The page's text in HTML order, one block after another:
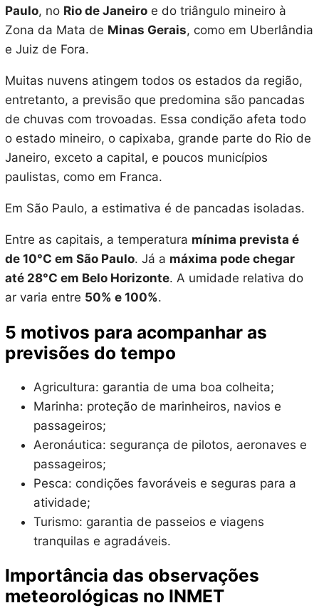
Paulo, no Rio de Janeiroe do triângulo mineiro à
Zona da Mata de Minas Gerais, como em Uberlândia
e Juiz de Fora.
Muitas nuvens atingem todos os estados da região,
entretanto, a previsão que predomina são pancadas
de chuvas com trovoadas. Essa condição afeta todo
o estado mineiro, o capixaba, grande parte do Rio de
Janeiro, exceto a capital, e poucos municípios
paulistas, como em Franca.
Em São Paulo, a estimativa é de pancadas isoladas.
Entre as capitais, a temperatura mínima prevista é
de 10°C em São Paulo. Já a máxima pode chegar
até 28°C em Belo Horizonte. A umidade relativa do
ar varia entre 50% e 100%.
5 motivos para acompanhar as
previsões do tempo
Agricultura: garantia de uma boa colheita;
Marinha: proteção de marinheiros, navios e
passageiros;
Aeronáutica: segurança de pilotos, aeronaves e
passageiros;
Pesca: condições favoráveis e seguras para a
atividade;
Turismo: garantia de passeios e viagens
tranquilas e agradáveis.
Importância das observações
meteorológicas no INMET